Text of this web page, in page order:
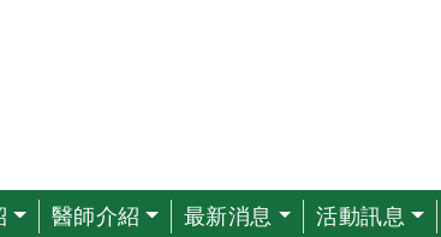
醫師介紹 最新消息 活動訊息